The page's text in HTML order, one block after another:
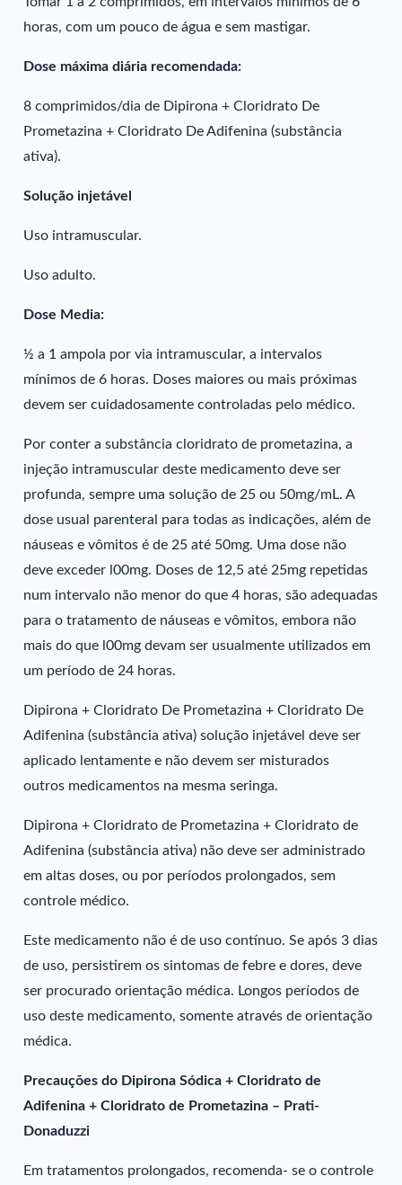
horas, com um pouco de água e sem mastigar.
Dose máxima diária recomendada:
8 comprimidos/dia de Dipirona + Cloridrato De
Prometazina + Cloridrato De Adifenina (substância
ativa).
Solução injetável
Uso intramuscular.
Uso adulto.
Dose Media:
½ a 1 ampola por via intramuscular, a intervalos
mínimos de 6 horas. Doses maiores ou mais próximas
devem ser cuidadosamente controladas pelo médico.
Por conter a substância cloridrato de prometazina, a
injeção intramuscular deste medicamento deve ser
profunda, sempre uma solução de 25 ou 50mg/mL. A
dose usual parenteral para todas as indicações, além de
náuseas e vômitos é de 25 até 50mg. Uma dose não
deve exceder l00mg. Doses de 12,5 até 25mg repetidas
num intervalo não menor do que 4 horas, são adequadas
para o tratamento de náuseas e vômitos, embora não
mais do que l00mg devam ser usualmente utilizados em
um período de 24 horas.
Dipirona + Cloridrato De Prometazina + Cloridrato De
Adifenina (substância ativa) solução injetável deve ser
aplicado lentamente e não devem ser misturados
outros medicamentos na mesma seringa.
Dipirona + Cloridrato de Prometazina + Cloridrato de
Adifenina (substância ativa) não deve ser administrado
em altas doses, ou por períodos prolongados, sem
controle médico.
Este medicamento não é de uso contínuo. Se após 3 dias
de uso, persistirem os sintomas de febre e dores, deve
ser procurado orientação médica. Longos períodos de
uso deste medicamento, somente através de orientação
médica.
Precauções do Dipirona Sódica + Cloridrato de
Adifenina + Cloridrato de Prometazina – Prati-
Donaduzzi
Em tratamentos prolongados, recomenda- se o controle